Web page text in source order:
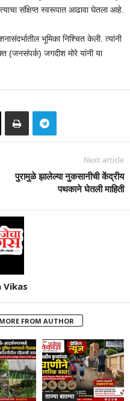
संक्षिप्त स्वरूपात आढावा घेतला आहे.
भूमिका निश्चित केली. त्यांनी
(जनसंपर्क) जगदीश मोरे यांनी या
Next article
पुरामुळे झालेल्या नुकसानीची केंद्रीय
पथकाने घेतली माहिती
Vikas
MORE FROM AUTHOR
ताज्या बातम्या